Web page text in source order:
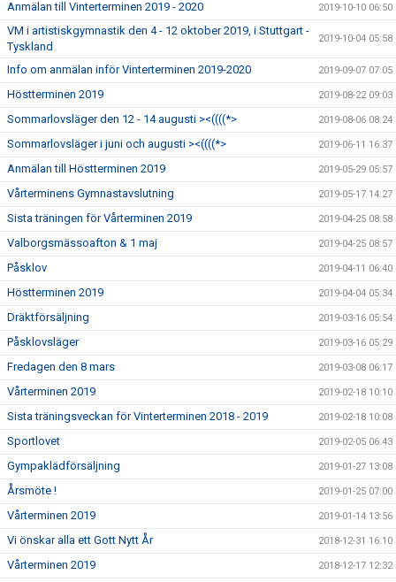
Anmälan till Vinterterminen 2019 - 2020 2019-10-10 06:50
VM i artistiskgymnastik den 4 - 12 oktober 2019, i Stuttgart -
Tyskland
2019-10-04 05:58
Info om anmälan inför Vinterterminen 2019-2020 2019-09-07 07:05
Höstterminen 2019 2019-08-22 09:03
Sommarlovsläger den 12 - 14 augusti ><((((*> 2019-08-06 08:24
Sommarlovsläger i juni och augusti ><((((*> 2019-06-11 16:37
Anmälan till Höstterminen 2019 2019-05-29 05:57
Vårterminens Gymnastavslutning 2019-05-17 14:27
Sista träningen för Vårterminen 2019 2019-04-25 08:58
Valborgsmässoafton & 1 maj 2019-04-25 08:57
Påsklov 2019-04-11 06:40
Höstterminen 2019 2019-04-04 05:34
Dräktförsäljning 2019-03-16 05:54
Påsklovsläger 2019-03-16 05:29
Fredagen den 8 mars 2019-03-08 06:17
Vårterminen 2019 2019-02-18 10:10
Sista träningsveckan för Vinterterminen 2018 - 2019 2019-02-18 10:08
Sportlovet 2019-02-05 06:43
Gympaklädförsäljning 2019-01-27 13:08
Årsmöte ! 2019-01-25 07:00
Vårterminen 2019 2019-01-14 13:56
Vi önskar alla ett Gott Nytt År 2018-12-31 16:10
Vårterminen 2019 2018-12-17 12:32